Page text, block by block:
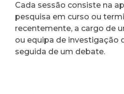
Cada sessão consiste na
pesquisa em curso ou
recentemente, a cargo de
ou equipa de investigação
seguida de um debate.